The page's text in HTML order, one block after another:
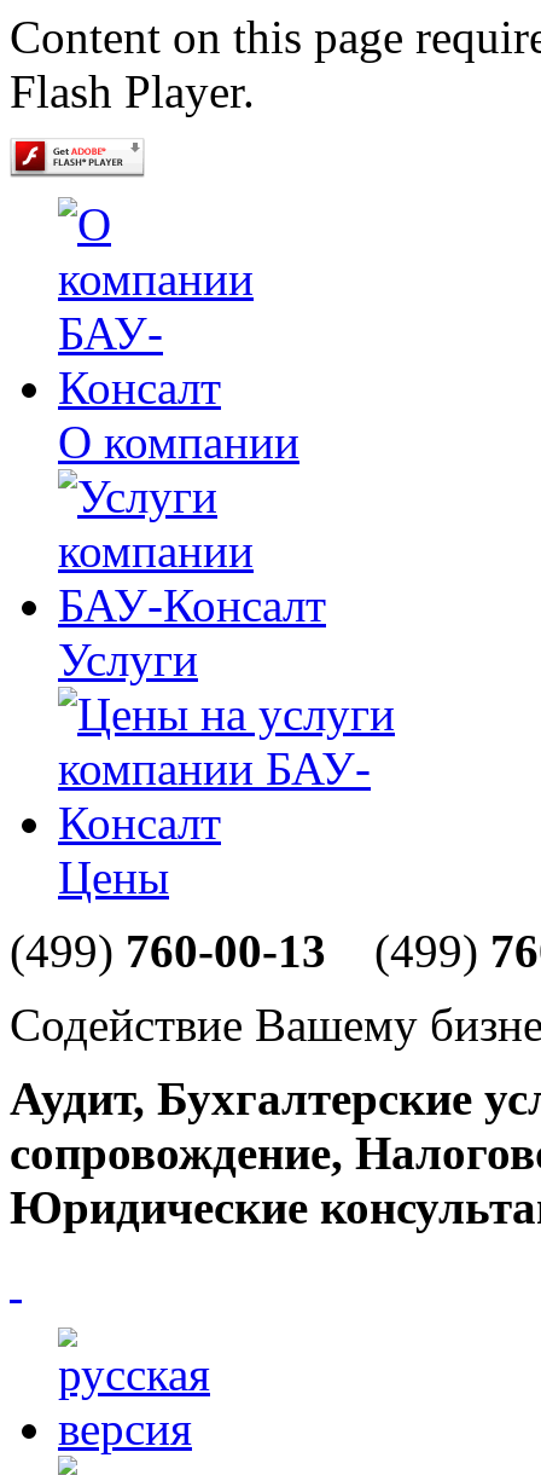
Content on this page
Flash Player.
О компании
Услуги
Цены
(499) 760-00-13 (499)
Содействие Вашему
Аудит, Бухгалтерские
сопровождение,
Юридические